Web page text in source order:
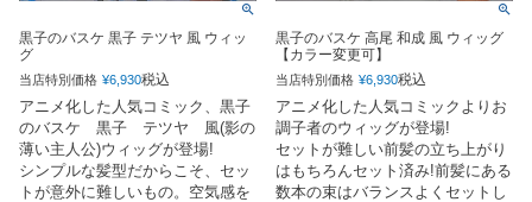
黒子のバスケ 黒子 テツヤ 風 ウィッ
グ
当店特別価格 ¥6,930税込
アニメ化した人気コミック、黒子
のバスケ 黒子 テツヤ 風(影の
薄い主人公)ウィッグが登場!
シンプルな髪型だからこそ、セッ
トが意外に難しいもの。空気感を
黒子のバスケ 高尾 和成 風 ウィッグ
【カラー変更可】
当店特別価格 ¥6,930税込
アニメ化した人気コミックよりお
調子者のウィッグが登場!
セットが難しい前髪の立ち上がり
はもちろんセット済み!前髪にある
数本の束はバランスよくセットし